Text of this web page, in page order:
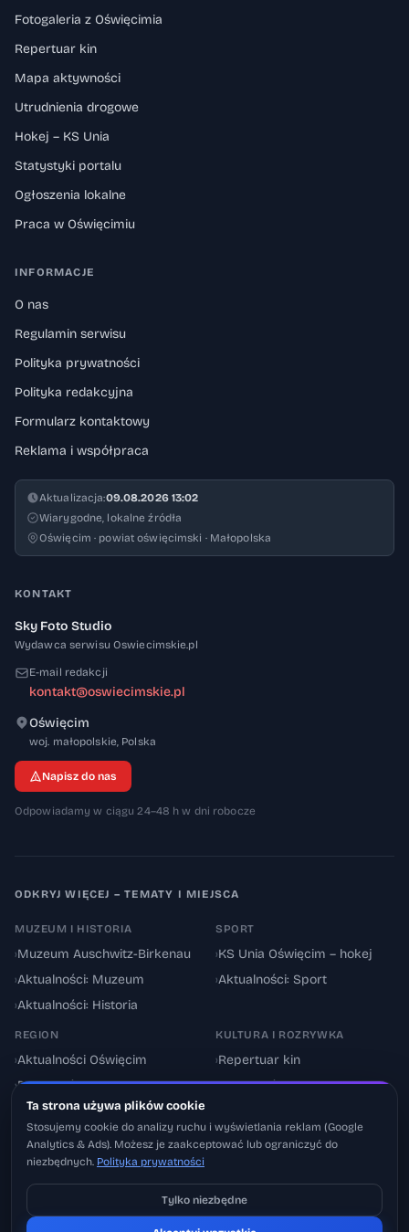
Fotogaleria z Oświęcimia
Repertuar kin
Mapa aktywności
Utrudnienia drogowe
Hokej – KS Unia
Statystyki portalu
Ogłoszenia lokalne
Praca w Oświęcimiu
INFORMACJE
O nas
Regulamin serwisu
Polityka prywatności
Polityka redakcyjna
Formularz kontaktowy
Reklama i współpraca
Aktualizacja:09.08.2026 13:02
Wiarygodne, lokalne źródła
Oświęcim · powiat oświęcimski · Małopolska
KONTAKT
Sky Foto Studio
Wydawca serwisu Oswiecimskie.pl
E-mail redakcji
kontakt@oswiecimskie.pl
Oświęcim
woj. małopolskie, 32-600
Polska
Napisz do nas
Odpowiadamy w ciągu 24–48 h w dni robocze
ODKRYJ WIĘCEJ – TEMATY I MIEJSCA
MUZEUM I HISTORIA
›Muzeum Auschwitz-Birkenau
›Aktualności: Muzeum
›Aktualności: Historia
SPORT
›KS Unia Oświęcim – hokej
›Aktualności: Sport
REGION
›Aktualności Oświęcim
›Powiat oświęcimski
Utrudnienia drogowe
KULTURA I ROZRYWKA
›Repertuar kin
›Aktualności: Kultura
Ta strona używa plików cookie
Stosujemy cookie do analizy ruchu i wyświetlania reklam (Google
Analytics & Ads). Możesz je zaakceptować lub ograniczyć do
niezbędnych. Polityka prywatności
Tylko niezbędne
Pobierz na iOS